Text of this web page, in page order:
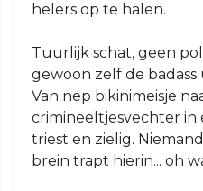
helers op te halen.
Tuurlijk schat, geen
gewoon zelf de badass
Van nep bikinimeisje
crimineeltjesvechter in
triest en zielig.
brein trapt hierin... oh